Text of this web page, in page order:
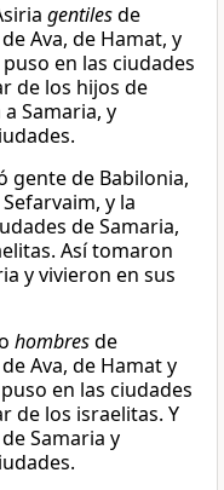
gentilesde
Ava, de Hamat, y
en las ciudades
de los hijos de
Samaria, y
gente de Babilonia,
y la
de Samaria,
Así tomaron
y vivieron en sus
hombresde
Ava, de Hamat y
puso en las ciudades
de los israelitas. Y
Samaria y